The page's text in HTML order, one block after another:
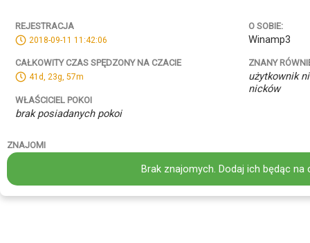
REJESTRACJA
2018-09-11 11:42:06
CAŁKOWITY CZAS SPĘDZONY NA CZACIE
41d, 23g, 57m
WŁAŚCICIEL POKOI
brak posiadanych pokoi
O SOBIE:
Winamp3
ZNANY
użytkownik
nicków
ZNAJOMI
Brak znajomych. Dodaj ich będąc na